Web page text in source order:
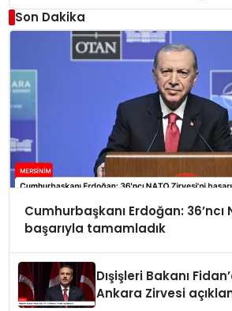
Son Dakika
Cumhurbaşkanı Erdoğan: 36’ncı
başarıyla tamamladık
Dışişleri Bakanı
Ankara Zirvesi